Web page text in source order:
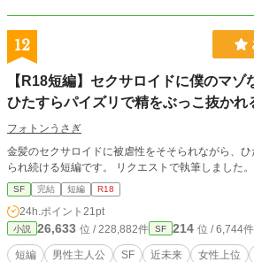
12
【R18短編】セクサロイドに僕のマゾ
ひたすらパイズリで精をぶっこ抜かれ
フォトンうさぎ
金髪のセクサロイドに被虐性をそそられながら、
られ続ける短編です。 リクエストで執筆しました。
SF 完結 短編 R18
24h.ポイント 21pt
小説 26,633 位 / 228,882件 SF 214 位 / 6,744件
短編 男性主人公 SF 近未来 女性上位